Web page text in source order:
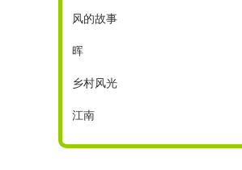
风的故事
晖
乡村风光
江南